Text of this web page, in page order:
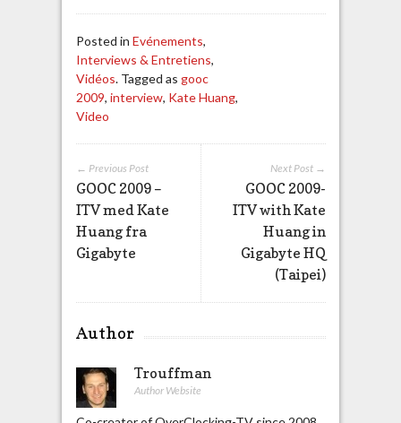
Posted in Evénements,
Interviews & Entretiens,
Vidéos. Tagged as gooc
2009, interview, Kate Huang,
Video
Next Post →
GOOC 2009-
ITV with Kate
Huang in
Gigabyte HQ
(Taipei)
← Previous Post
GOOC 2009 –
ITV med Kate
Huang fra
Gigabyte
Author
Trouffman
Author Website